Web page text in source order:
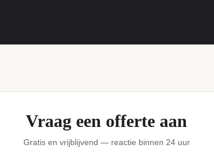
Vraag een offerte aan
Gratis en vrijblijvend — reactie binnen 24 uur